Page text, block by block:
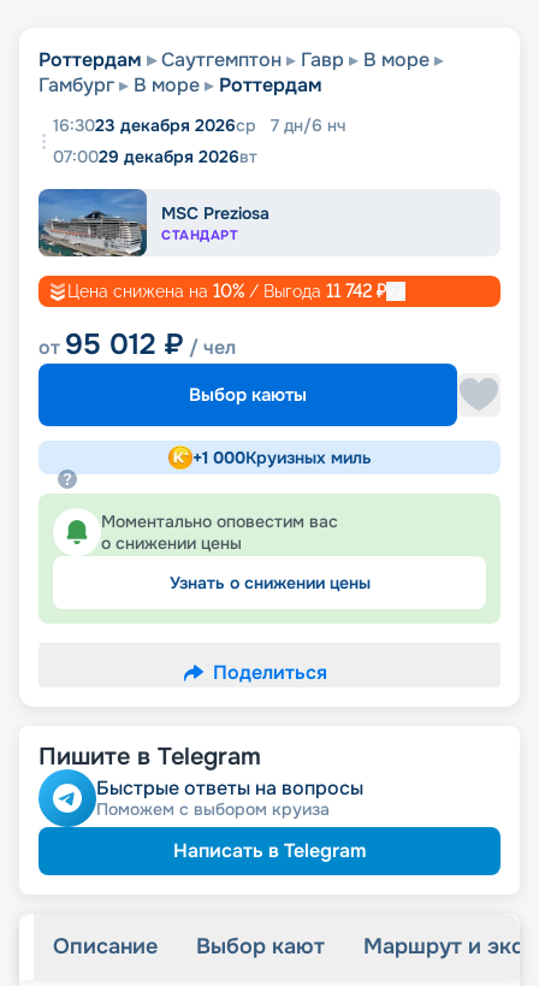
Роттердам Саутгемптон Гавр
В море
Гамбург
В море Роттердам
16:3023 декабря 2026ср 7 дн/6 нч
07:0029 декабря 2026вт
MSC Preziosa
СТАНДАРТ
Цена снижена на 10% / Выгода 11 742 ₽
от 95 012 ₽ / чел
Выбор каюты
+1 000Круизных миль
Моментально оповестим вас
о снижении цены
Узнать о снижении цены
Поделиться
Пишите в Telegram
Быстрые ответы на вопросы
Поможем с выбором круиза
Написать в Telegram
Описание Выбор кают Маршрут и